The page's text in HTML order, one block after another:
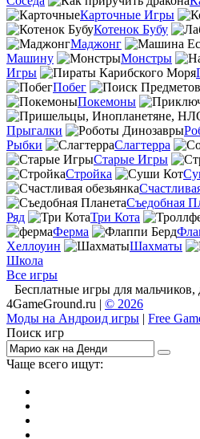
Карточные Игры
Котенок Бубу
Маджонг
Машину
Монстры
Игры
Побег
Покемоны
Прыгалки
Рыбки
Слагтерра
Старые Игры
Стройка
Съедобная
Ряд
Три Кота
Ферма
Хеллоуин
Шахматы
Школа
Все игры
Бесплатные игры для мальчиков,
4GameGround.ru | © 2026
Моды на Андроид игры | Free
Поиск игр
Чаще всего ищут: